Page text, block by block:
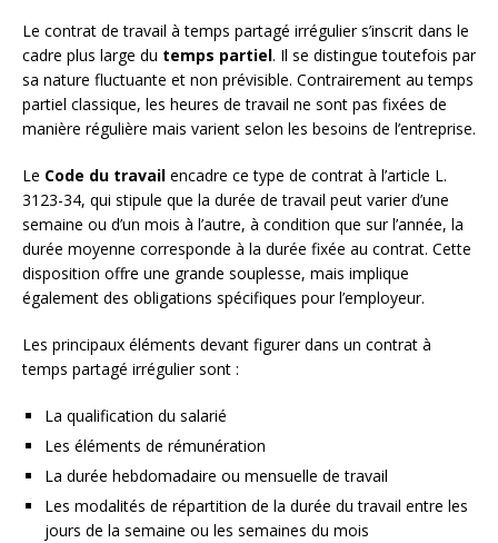
Le contrat de travail à temps partagé irrégulier s’inscrit dans le
cadre plus large du temps partiel. Il se distingue toutefois par
sa nature fluctuante et non prévisible. Contrairement au temps
partiel classique, les heures de travail ne sont pas fixées de
manière régulière mais varient selon les besoins de l’entreprise.
Le Code du travail encadre ce type de contrat à l’article L.
3123-34, qui stipule que la durée de travail peut varier d’une
semaine ou d’un mois à l’autre, à condition que sur l’année, la
durée moyenne corresponde à la durée fixée au contrat. Cette
disposition offre une grande souplesse, mais implique
également des obligations spécifiques pour l’employeur.
Les principaux éléments devant figurer dans un contrat à
temps partagé irrégulier sont :
La qualification du salarié
Les éléments de rémunération
La durée hebdomadaire ou mensuelle de travail
Les modalités de répartition de la durée du travail entre les
jours de la semaine ou les semaines du mois